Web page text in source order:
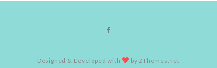
Designed & Developed with by ZThemes.net